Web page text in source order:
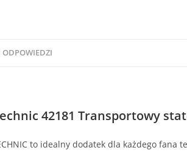
ODPOWIEDZI
42181 Transportowy
to idealny dodatek dla każdego